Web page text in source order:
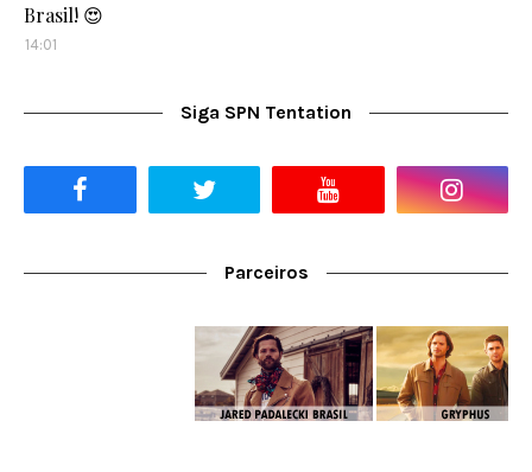
Brasil! 😍
14:01
Siga SPN Tentation
Parceiros